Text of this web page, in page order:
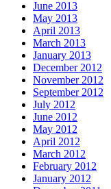
June 2013
May 2013
April 2013
March 2013
January 2013
December 2012
November 2012
September 2012
July 2012
June 2012
May 2012
April 2012
March 2012
February 2012
January 2012